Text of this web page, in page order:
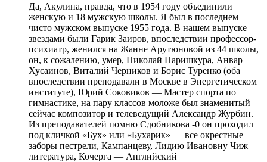
Да, Акулина, правда, что в 1954 году объединили
женскую и 18 мужскую школы. Я был в последнем
чисто мужском выпуске 1955 года. В нашем выпуске
звездами были Гарик Заиров, впоследствии профессор-
психиатр, женился на Жанне Арутюновой из 44 школы,
он, к сожалению, умер, Николай Паришкура, Анвар
Хусаинов, Виталий Черников и Борис Туренко (оба
впоследствии преподавали в Москве в Энергетическом
институте), Юрий Соковиков — Мастер спорта по
гимнастике, на пару классов моложе был знаменитый
сейчас композитор и телеведущий Александр Журбин.
Из преподавателей помню Сдобникова -0 он проходил
под кличкой «Бух» или «Бухарик» — все окрестные
заборы пестрели, Кампанцеву, Лидию Ивановну Чиж —
литература, Кочерга — Английский